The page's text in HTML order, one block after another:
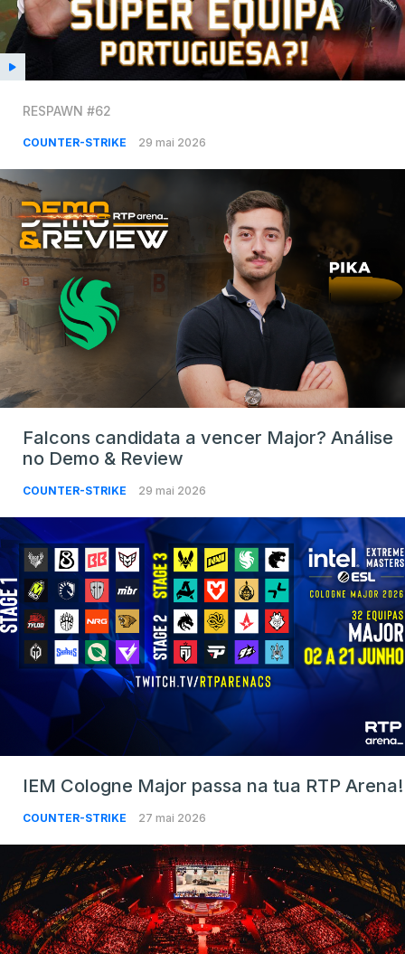
RESPAWN #62
COUNTER-STRIKE 29 mai 2026
Falcons candidata a vencer Major? Análise
no Demo & Review
COUNTER-STRIKE 29 mai 2026
IEM Cologne Major passa na tua RTP Arena!
COUNTER-STRIKE 27 mai 2026